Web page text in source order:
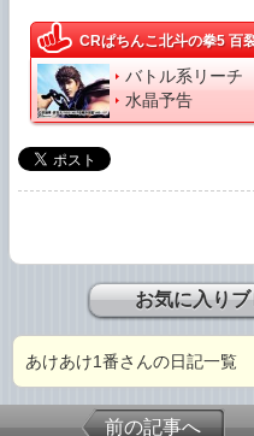
CRぱちんこ北斗の拳5 百
バトル系リーチ
水晶予告
お気に入り
あけあけ1番さんの日記一覧
前の記事へ